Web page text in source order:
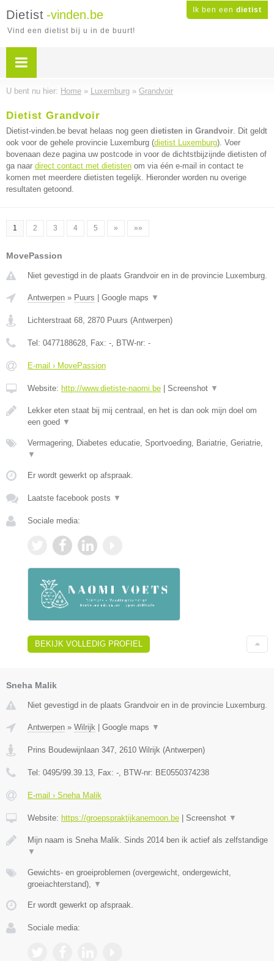
Ik ben een dietist
Dietist -vinden.be
Vind een dietist bij u in de buurt!
U bent nu hier: Home » Luxemburg » Grandvoir
Dietist Grandvoir
Dietist-vinden.be bevat helaas nog geen dietisten in Grandvoir. Dit geldt
ook voor de gehele provincie Luxemburg (dietist Luxemburg). Voer
bovenaan deze pagina uw postcode in voor de dichtstbijzijnde dietisten of
ga naar direct contact met dietisten om via één e-mail in contact te
komen met meerdere dietisten tegelijk. Hieronder worden nu overige
resultaten getoond.
1 2 3 4 5 » »»
MovePassion
Niet gevestigd in de plaats Grandvoir en in de provincie Luxemburg.
Antwerpen » Puurs Google maps ▼
Lichterstraat 68, 2870 Puurs (Antwerpen)
Tel: 0477188628, Fax: -, BTW-nr: -
E-mail › MovePassion
Website: http://www.dietiste-naomi.be Screenshot ▼
Lekker eten staat bij mij centraal, en het is dan ook mijn doel om
een goed ▼
Vermagering, Diabetes educatie, Sportvoeding, Bariatrie, Geriatrie,
▼
Er wordt gewerkt op afspraak.
Laatste facebook posts ▼
Sociale media:
BEKIJK VOLLEDIG PROFIEL
Sneha Malik
Niet gevestigd in de plaats Grandvoir en in de provincie Luxemburg.
Antwerpen » Wilrijk Google maps ▼
Prins Boudewijnlaan 347, 2610 Wilrijk (Antwerpen)
Tel: 0495/99.39.13, Fax: -, BTW-nr: BE0550374238
E-mail › Sneha Malik
Website: https://groepspraktijkanemoon.be Screenshot ▼
Mijn naam is Sneha Malik. Sinds 2014 ben ik actief als zelfstandige
▼
Gewichts- en groeiproblemen (overgewicht, ondergewicht,
groeiachterstand), ▼
Er wordt gewerkt op afspraak.
Sociale media: